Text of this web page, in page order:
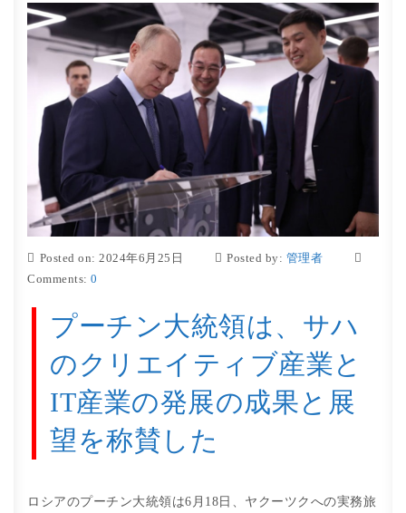
Posted on: 2024年6月25日 Posted by: 管理者
Comments: 0
プーチン大統領は、サハ
のクリエイティブ産業と
IT産業の発展の成果と展
望を称賛した
ロシアのプーチン大統領は6月18日、ヤクーツクへの実務旅